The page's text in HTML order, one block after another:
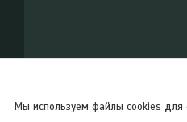
Мы используем файлы cookies для